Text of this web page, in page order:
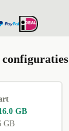
configuraties
GB
GB